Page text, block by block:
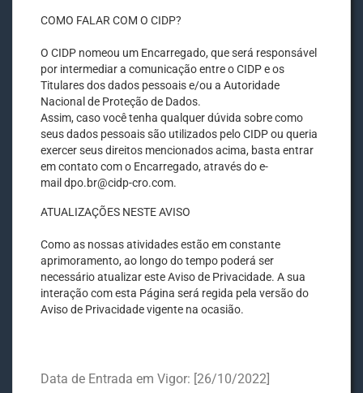
COMO FALAR COM O CIDP?
O CIDP nomeou um Encarregado, que será responsável
por intermediar a comunicação entre o CIDP e os
Titulares dos dados pessoais e/ou a Autoridade
Nacional de Proteção de Dados.
Assim, caso você tenha qualquer dúvida sobre como
seus dados pessoais são utilizados pelo CIDP ou queria
exercer seus direitos mencionados acima, basta entrar
em contato com o Encarregado, através do e-
mail dpo.br@cidp-cro.com.
ATUALIZAÇÕES NESTE AVISO
Como as nossas atividades estão em constante
aprimoramento, ao longo do tempo poderá ser
necessário atualizar este Aviso de Privacidade. A sua
interação com esta Página será regida pela versão do
Aviso de Privacidade vigente na ocasião.
Data de Entrada em Vigor: [26/10/2022]